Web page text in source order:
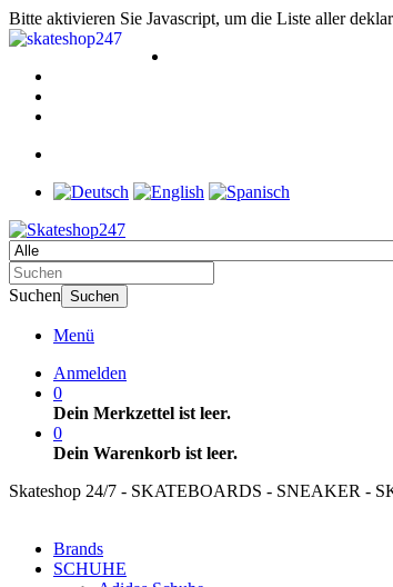
Bitte aktivieren Sie Javascript, um die Liste aller
Suchen Suchen
Menü
Anmelden
0
Dein Merkzettel ist leer.
0
Dein Warenkorb ist leer.
Skateshop 24/7 - SKATEBOARDS - SNEAKER -
Brands
SCHUHE